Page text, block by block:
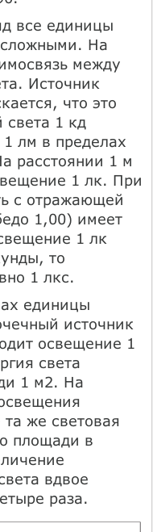
все единицы
сложными. На
между
Источник
что это
света 1 кд
1 лм в пределах
расстоянии 1 м
1 лк. При
с отражающей
1,00) имеет
1 лк
то
1 лкс.
единицы
источник
освещение 1
света
1 м2. На
же световая
площади в
вдвое
раза.